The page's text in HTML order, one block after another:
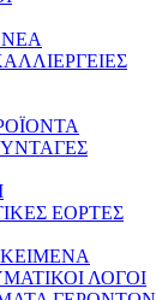
ΕΟΡΤΕΣ
ΛΟΓΟΙ